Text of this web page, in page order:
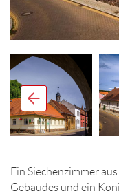
Ein Siechenzimmer
Gebäudes und ein